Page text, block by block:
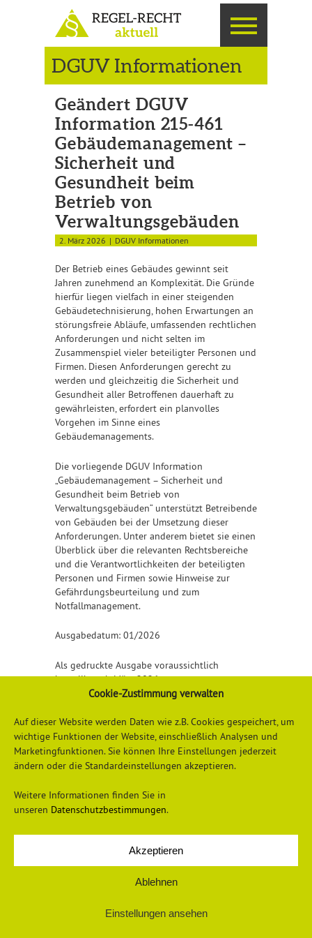
Cookie-Zustimmung verwalten
Auf dieser Website werden Daten wie z.B. Cookies gespeichert, um
wichtige Funktionen der Website, einschließlich Analysen und
Marketingfunktionen. Sie können Ihre Einstellungen jederzeit
ändern oder die Standardeinstellungen akzeptieren.
Weitere Informationen finden Sie in
unseren Datenschutzbestimmungen.
Akzeptieren
Ablehnen
Einstellungen ansehen
DGUV Informationen
Geändert DGUV
Information 215-461
Gebäudemanagement –
Sicherheit und
Gesundheit beim
Betrieb von
Verwaltungsgebäuden
2. März 2026 DGUV Informationen
Der Betrieb eines Gebäudes gewinnt seit
Jahren zunehmend an Komplexität. Die Gründe
hierfür liegen vielfach in einer steigenden
Gebäudetechnisierung, hohen Erwartungen an
störungsfreie Abläufe, umfassenden rechtlichen
Anforderungen und nicht selten im
Zusammenspiel vieler beteiligter Personen und
Firmen. Diesen Anforderungen gerecht zu
werden und gleichzeitig die Sicherheit und
Gesundheit aller Betroffenen dauerhaft zu
gewährleisten, erfordert ein planvolles
Vorgehen im Sinne eines
Gebäudemanagements.
Die vorliegende DGUV Information
„Gebäudemanagement – Sicherheit und
Gesundheit beim Betrieb von
Verwaltungsgebäuden“ unterstützt Betreibende
von Gebäuden bei der Umsetzung dieser
Anforderungen. Unter anderem bietet sie einen
Überblick über die relevanten Rechtsbereiche
und die Verantwortlichkeiten der beteiligten
Personen und Firmen sowie Hinweise zur
Gefährdungsbeurteilung und zum
Notfallmanagement.
Ausgabedatum: 01/2026
Als gedruckte Ausgabe voraussichtlich
bestellbar ab März 2026.
Datenschutzerklärung Impressum
© 2026 Universum Verlag